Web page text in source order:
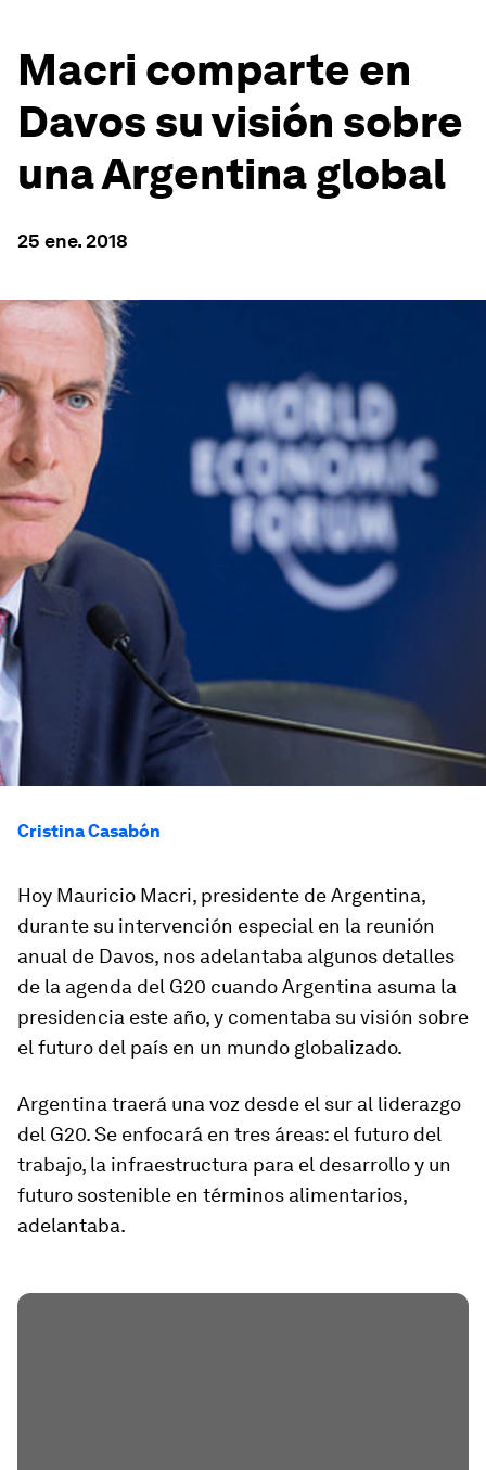
Macri comparte en
Davos su visión sobre
una Argentina global
25 ene. 2018
Cristina Casabón
Hoy Mauricio Macri, presidente de Argentina,
durante su intervención especial en la reunión
anual de Davos, nos adelantaba algunos detalles
de la agenda del G20 cuando Argentina asuma la
presidencia este año, y comentaba su visión sobre
el futuro del país en un mundo globalizado.
Argentina traerá una voz desde el sur al liderazgo
del G20. Se enfocará en tres áreas: el futuro del
trabajo, la infraestructura para el desarrollo y un
futuro sostenible en términos alimentarios,
adelantaba.